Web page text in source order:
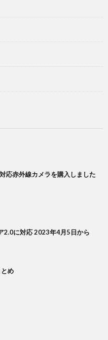
赤外線カメラを購入しました
2.0に対応 2023年4月5日から
め